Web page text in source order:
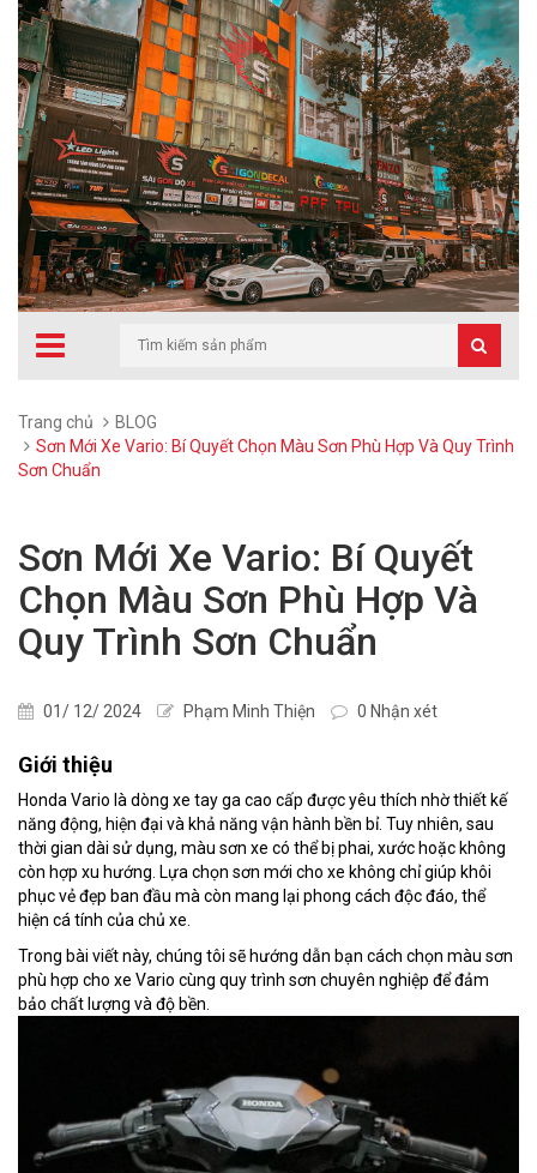
Trang chủ
BLOG
Sơn Mới Xe Vario: Bí Quyết Chọn Màu Sơn Phù Hợp Và Quy Trình
Sơn Chuẩn
Sơn Mới Xe Vario: Bí Quyết
Chọn Màu Sơn Phù Hợp Và
Quy Trình Sơn Chuẩn
01/ 12/ 2024 Phạm Minh Thiện 0 Nhận xét
Giới thiệu
Honda Vario là dòng xe tay ga cao cấp được yêu thích nhờ thiết kế
năng động, hiện đại và khả năng vận hành bền bỉ. Tuy nhiên, sau
thời gian dài sử dụng, màu sơn xe có thể bị phai, xước hoặc không
còn hợp xu hướng. Lựa chọn sơn mới cho xe không chỉ giúp khôi
phục vẻ đẹp ban đầu mà còn mang lại phong cách độc đáo, thể
hiện cá tính của chủ xe.
Trong bài viết này, chúng tôi sẽ hướng dẫn bạn cách chọn màu sơn
phù hợp cho xe Vario cùng quy trình sơn chuyên nghiệp để đảm
bảo chất lượng và độ bền.